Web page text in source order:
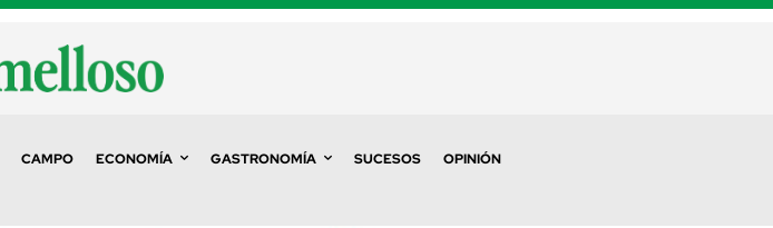
CAMPO ECONOMÍA GASTRONOMÍA SUCESOS OPINIÓN